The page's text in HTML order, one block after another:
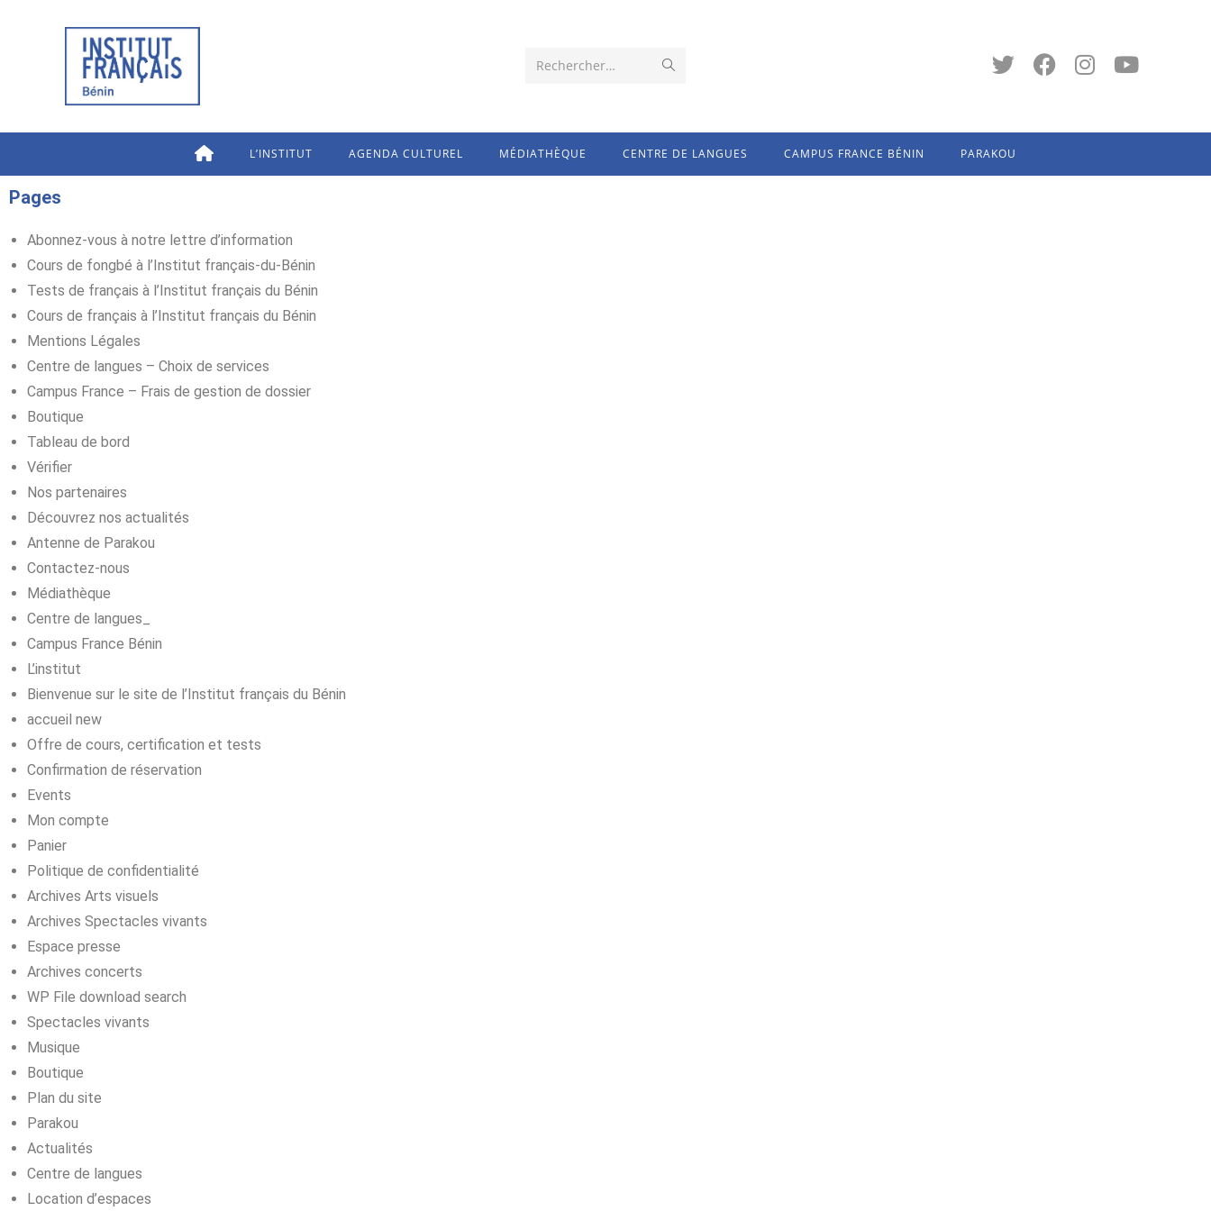
Rechercher…
L’INSTITUT AGENDA CULTUREL MÉDIATHÈQUE CENTRE DE LANGUES CAMPUS FRANCE BÉNIN PARAKOU
Pages
Abonnez-vous à notre lettre d’information
Cours de fongbé à l’Institut français-du-Bénin
Tests de français à l’Institut français du Bénin
Cours de français à l’Institut français du Bénin
Mentions Légales
Centre de langues – Choix de services
Campus France – Frais de gestion de dossier
Boutique
Tableau de bord
Vérifier
Nos partenaires
Découvrez nos actualités
Antenne de Parakou
Contactez-nous
Médiathèque
Centre de langues_
Campus France Bénin
L’institut
Bienvenue sur le site de l’Institut français du Bénin
accueil new
Offre de cours, certification et tests
Confirmation de réservation
Events
Mon compte
Panier
Politique de confidentialité
Archives Arts visuels
Archives Spectacles vivants
Espace presse
Archives concerts
WP File download search
Spectacles vivants
Musique
Boutique
Plan du site
Parakou
Actualités
Centre de langues
Location d’espaces